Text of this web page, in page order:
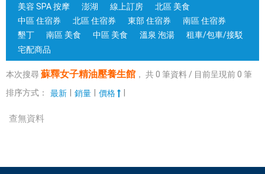
|
台
中
高
雄
美容 SPA 按摩
澎湖 線上訂房
北區 美食
中區 住宿券
北區 住宿券 東部 住宿券
南區 住宿券
墾丁
南區 美食 中區 美食 溫泉 泡湯
租車/包車/接駁
宅配商品
本次搜尋 蘇釋女子精油壓養生館 ， 共0 筆資料 / 目前呈現前0 筆
排序方式：
最新 銷量 價格
查無資料